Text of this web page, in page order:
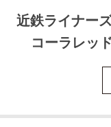
近鉄ライナー
コーラレッ